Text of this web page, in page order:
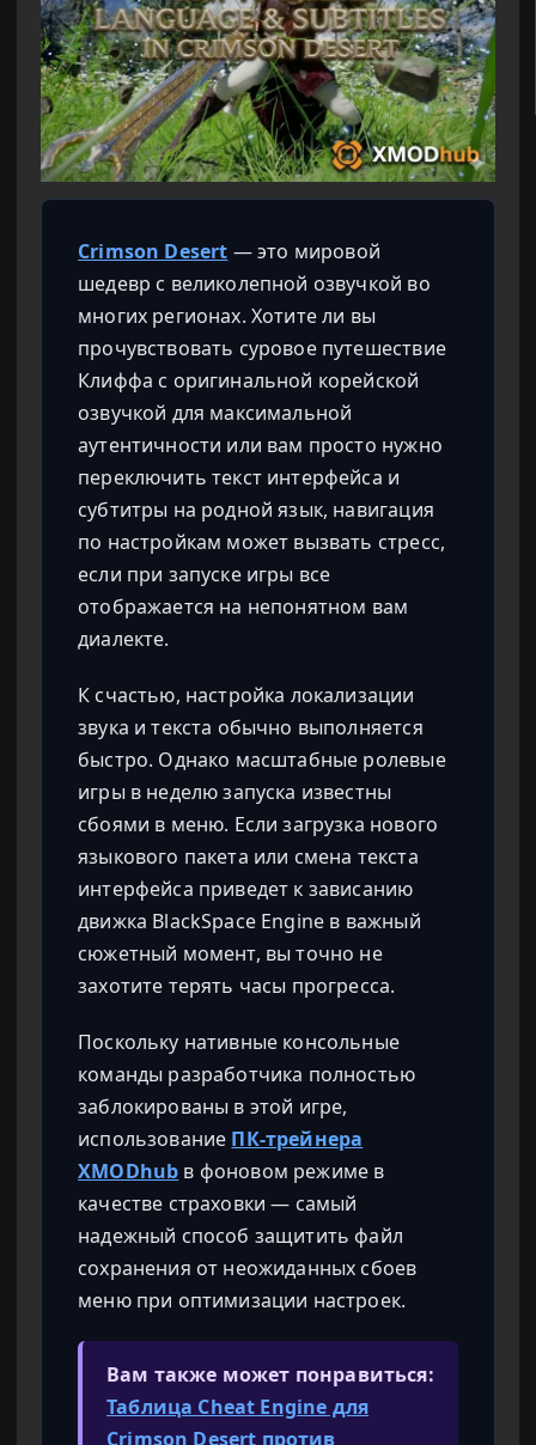
Crimson Desert — это мировой
шедевр с великолепной озвучкой во
многих регионах. Хотите ли вы
прочувствовать суровое путешествие
Клиффа с оригинальной корейской
озвучкой для максимальной
аутентичности или вам просто нужно
переключить текст интерфейса и
субтитры на родной язык, навигация
по настройкам может вызвать стресс,
если при запуске игры все
отображается на непонятном вам
диалекте.
К счастью, настройка локализации
звука и текста обычно выполняется
быстро. Однако масштабные ролевые
игры в неделю запуска известны
сбоями в меню. Если загрузка нового
языкового пакета или смена текста
интерфейса приведет к зависанию
движка BlackSpace Engine в важный
сюжетный момент, вы точно не
захотите терять часы прогресса.
Поскольку нативные консольные
команды разработчика полностью
заблокированы в этой игре,
использование ПК-трейнера
XMODhub в фоновом режиме в
качестве страховки — самый
надежный способ защитить файл
сохранения от неожиданных сбоев
меню при оптимизации настроек.
Вам также может понравиться:
Таблица Cheat Engine для
Crimson Desert против